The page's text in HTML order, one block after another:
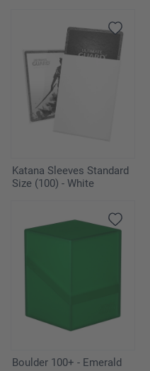
Katana Sleeves Standard
Size (100) - White
Boulder 100+ - Emerald